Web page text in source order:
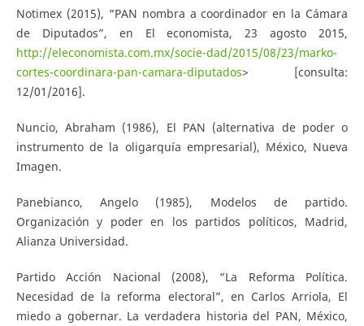
Notimex (2015), “PAN nombra a coordinador en la Cámara
de Diputados”, en El economista, 23 agosto 2015,
http://eleconomista.com.mx/socie-dad/2015/08/23/marko-
cortes-coordinara-pan-camara-diputados> [consulta:
12/01/2016].
Nuncio, Abraham (1986), El PAN (alternativa de poder o
instrumento de la oligarquía empresarial), México, Nueva
Imagen.
Panebianco, Angelo (1985), Modelos de partido.
Organización y poder en los partidos políticos, Madrid,
Alianza Universidad.
Partido Acción Nacional (2008), “La Reforma Política.
Necesidad de la reforma electoral”, en Carlos Arriola, El
miedo a gobernar. La verdadera historia del PAN, México,